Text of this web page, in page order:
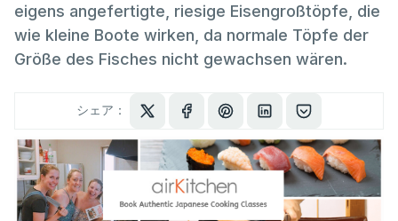
eigens angefertigte, riesige Eisengroßtöpfe, die
wie kleine Boote wirken, da normale Töpfe der
Größe des Fisches nicht gewachsen wären.
シェア：